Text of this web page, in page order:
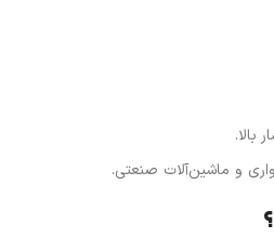
بالا.
و ماشین‌آلات صنعتی.